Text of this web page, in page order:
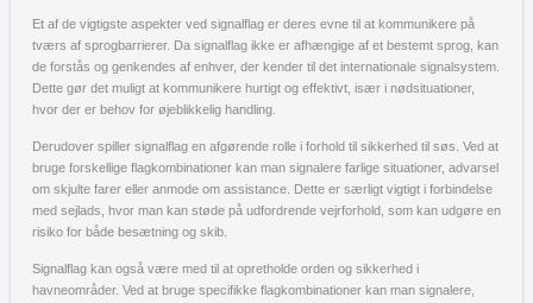
Et af de vigtigste aspekter ved signalflag er deres evne til at kommunikere på
tværs af sprogbarrierer. Da signalflag ikke er afhængige af et bestemt sprog, kan
de forstås og genkendes af enhver, der kender til det internationale signalsystem.
Dette gør det muligt at kommunikere hurtigt og effektivt, især i nødsituationer,
hvor der er behov for øjeblikkelig handling.
Derudover spiller signalflag en afgørende rolle i forhold til sikkerhed til søs. Ved at
bruge forskellige flagkombinationer kan man signalere farlige situationer, advarsel
om skjulte farer eller anmode om assistance. Dette er særligt vigtigt i forbindelse
med sejlads, hvor man kan støde på udfordrende vejrforhold, som kan udgøre en
risiko for både besætning og skib.
Signalflag kan også være med til at opretholde orden og sikkerhed i
havneområder. Ved at bruge specifikke flagkombinationer kan man signalere,